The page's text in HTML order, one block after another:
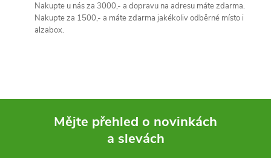
Nakupte u nás za 3000,- a dopravu na adresu máte zdarma.
Nakupte za 1500,- a máte zdarma jakékoliv odběrné místo i
alzabox.
Mějte přehled o novinkách
a slevách